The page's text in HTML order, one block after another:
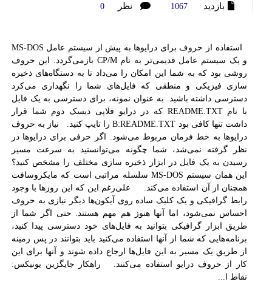
بازدید 1067 نظر 0
استفاده از حروف برای درایوها به پیش از سیستم عامل MS-DOS
و یک سیستم عامل قدیمی‌تر به نام CP/M بازمی‌گردد. این حروف
روشی بود که به شما اين امكان را می‌داد تا به دستگاه‌های ذخيره
سازی فیزیکی و منطقی که فایل‌های شما را نگهداری می‌کرد
دسترسی داشته باشید. به عنوان نمونه، برای دسترسی به یک فایل
با نام README.TXT که در درایو فلاپی دیسک دوم شما قرار
داشت تنها کافی بود B:README.TXT را تایپ کنید. نیاز به حروف
درایوها به خط فرمان مربوط می‌شود. اگر حرفی برای درایوها در
نظر گرفته نمی‌شد، شما چگونه می‌توانستید به سرعت مسیر
رسیدن به یک فایل در ابزار ذخیره سازی مختلف را مشخص کنید؟
این همان سیستم MS-DOS سلسله مراتبی است که مایکروسافت
همچنان از آن استفاده می‌کند. علی‌رغم این که این روزها با وجود
رابط گرافیکی و یک کلیک ساده روی آیکون‌ها دیگر نیازی به حروف
احساس نمی‌شود، اما آنها هنوز هم مهم هستند. حتی اگر شما از
طریق ابزار گرافیکی بتوانيد به فایل‌های خود دسترسی پیدا کنید،
برنامه‌هایی که شما از آنها استفاده می‌کنید باید بتوانند در پس زمینه
از طریق یک مسیر به این فایل‌ها ارجاع داده شوند و آنها برای این
کار از حروف درايو استفاده می‌کنند. راهکار جایگزین یونیکس:
نقاط ا...